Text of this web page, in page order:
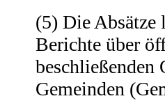
(5) Die Absätze
Berichte über
beschließenden
Gemeinden